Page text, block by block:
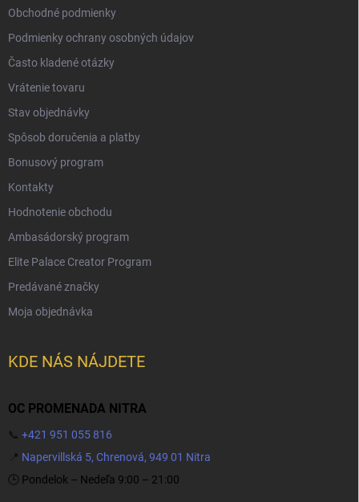
Obchodné podmienky
Podmienky ochrany osobných údajov
Často kladené otázky
Vrátenie tovaru
Stav objednávky
Spôsob doručenia a platby
Bonusový program
Kontakty
Hodnotenie obchodu
Ambasádorský program
Elite Palace Creator Program
Predávané značky
Moja objednávka
KDE NÁS NÁJDETE
OC PROMENADA NITRA
📞 +421 951 055 816
📍 Napervillská 5, Chrenová, 949 01 Nitra
🕒 Pondelok – Nedeľa 9:00 – 21:00